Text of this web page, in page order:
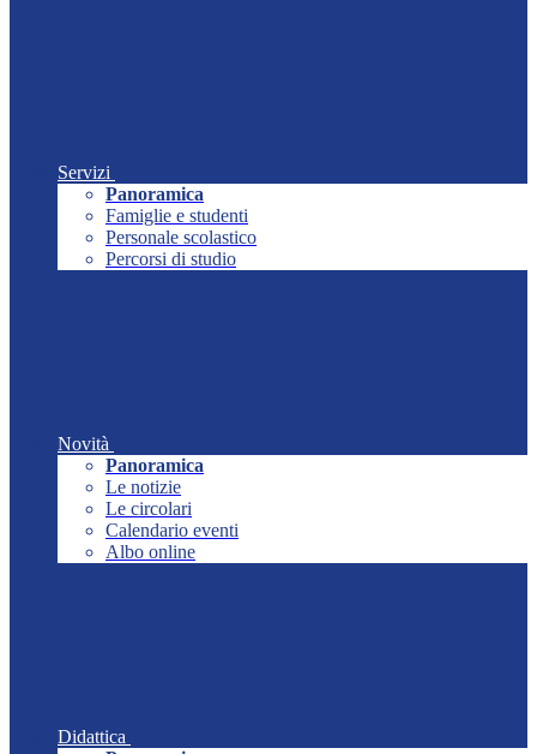
Servizi
Panoramica
Famiglie e studenti
Personale scolastico
Percorsi di studio
Novità
Panoramica
Le notizie
Le circolari
Calendario eventi
Albo online
Didattica